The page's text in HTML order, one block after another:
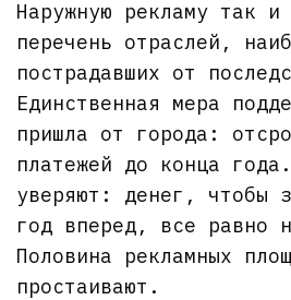
Наружную рекламу так
перечень отраслей,
пострадавших от
Единственная мера
пришла от города:
платежей до конца
уверяют: денег, чтобы
год вперед, все равно
Половина рекламных
простаивают.